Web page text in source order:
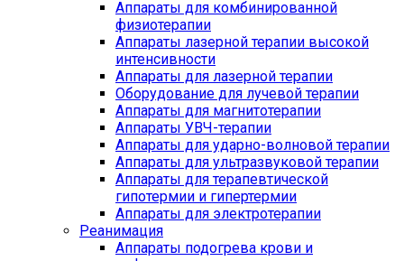
Аппараты для комбинированной
физиотерапии
Аппараты лазерной терапии высокой
интенсивности
Аппараты для лазерной терапии
Оборудование для лучевой терапии
Аппараты для магнитотерапии
Аппараты УВЧ-терапии
Аппараты для ударно-волновой терапии
Аппараты для ультразвуковой терапии
Аппараты для терапевтической
гипотермии и гипертермии
Аппараты для электротерапии
Реанимация
Аппараты подогрева крови и